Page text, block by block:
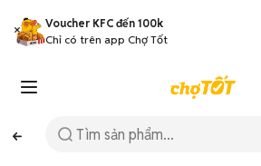
Voucher KFC đến 100k
Chỉ có trên app Chợ Tốt